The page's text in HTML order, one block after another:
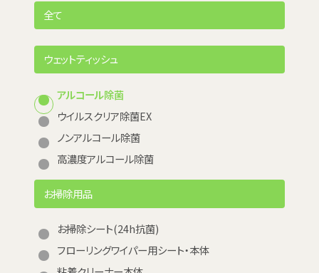
全て
ウェットティッシュ
アルコール除菌
ウイルスクリア除菌EX
ノンアルコール除菌
高濃度アルコール除菌
お掃除用品
お掃除シート(24h抗菌)
フローリングワイパー用シート・本体